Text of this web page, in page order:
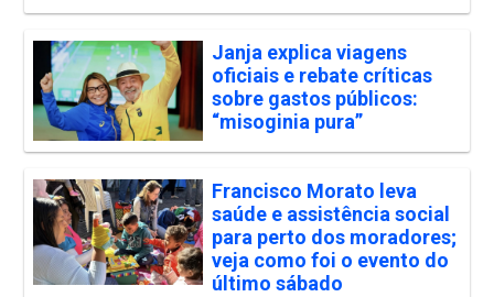
Janja explica viagens
oficiais e rebate críticas
sobre gastos públicos:
“misoginia pura”
Francisco Morato leva
saúde e assistência social
para perto dos moradores;
veja como foi o evento do
último sábado